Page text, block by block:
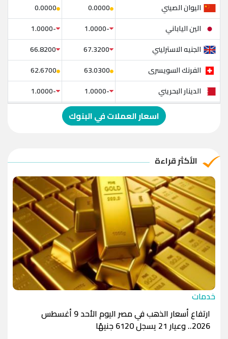
اليوان الصيني
0.0000
0.0000
الين الياباني
-1.0000
-1.0000
الجنيه الاسترليني
67.3200
66.8200
الفرنك السويسرى
63.0300
62.6700
الدينار البحريني
-1.0000
-1.0000
الدولار الإسترالي
-1.0000
الريال القطري
الدينار الأردني
-1.0000
-1.0000
اسعار العملات في البنوك
الأكثر قراءة
خدمات
ارتفاع أسعار الذهب في مصر اليوم الأحد 9 أغسطس
2026.. وعيار 21 يسجل 6120 جنيهًا